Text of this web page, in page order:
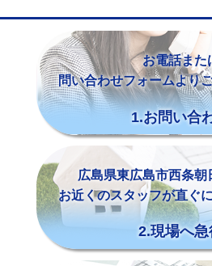
お電話また
問い合わせフォームより
1.お問い合
広島県東広島市西条朝
お近くのスタッフが直ぐ
2.現場へ急